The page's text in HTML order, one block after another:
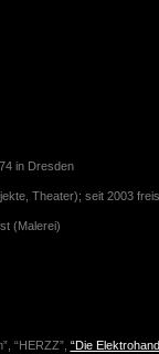
in Dresden
Theater); seit 2003
(Malerei)
“HERZZ”, “Die